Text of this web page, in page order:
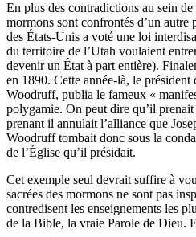
En plus des contradictions au sein
mormons sont confrontés d’un
des États-Unis a voté une loi
du territoire de l’Utah voulaient
devenir un État à part entière).
en 1890. Cette année-là, le
Woodruff, publia le fameux «
polygamie. On peut dire qu’il
prenant il annulait l’alliance que
Woodruff tombait donc sous la
de l’Église qu’il présidait.
Cet exemple seul devrait suffire à
sacrées des mormons ne sont pas
contredisent les enseignements les
de la Bible, la vraie Parole de Dieu.